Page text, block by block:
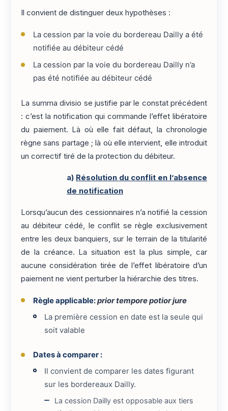
Il convient de distinguer deux hypothèses :
La cession par la voie du bordereau Dailly a été
notifiée au débiteur cédé
La cession par la voie du bordereau Dailly n’a
pas été notifiée au débiteur cédé
La summa divisio se justifie par le constat précédent
: c’est la notification qui commande l’effet libératoire
du paiement. Là où elle fait défaut, la chronologie
règne sans partage ; là où elle intervient, elle introduit
un correctif tiré de la protection du débiteur.
a) Résolution du conflit en l’absence
de notification
Lorsqu’aucun des cessionnaires n’a notifié la cession
au débiteur cédé, le conflit se règle exclusivement
entre les deux banquiers, sur le terrain de la titularité
de la créance. La situation est la plus simple, car
aucune considération tirée de l’effet libératoire d’un
paiement ne vient perturber la hiérarchie des titres.
Règle applicable:prior tempore potior jure
La première cession en date est la seule qui
soit valable
Dates à comparer :
Il convient de comparer les dates figurant
sur les bordereaux Dailly.
La cession Dailly est opposable aux tiers